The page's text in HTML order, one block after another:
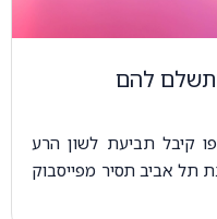
להם
קיבל תביעת לשון הרע
תל אביב תסיר מפייסבוק